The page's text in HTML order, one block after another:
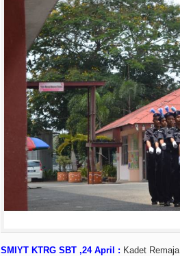
SMIYT KTRG SBT ,24 April : Kadet